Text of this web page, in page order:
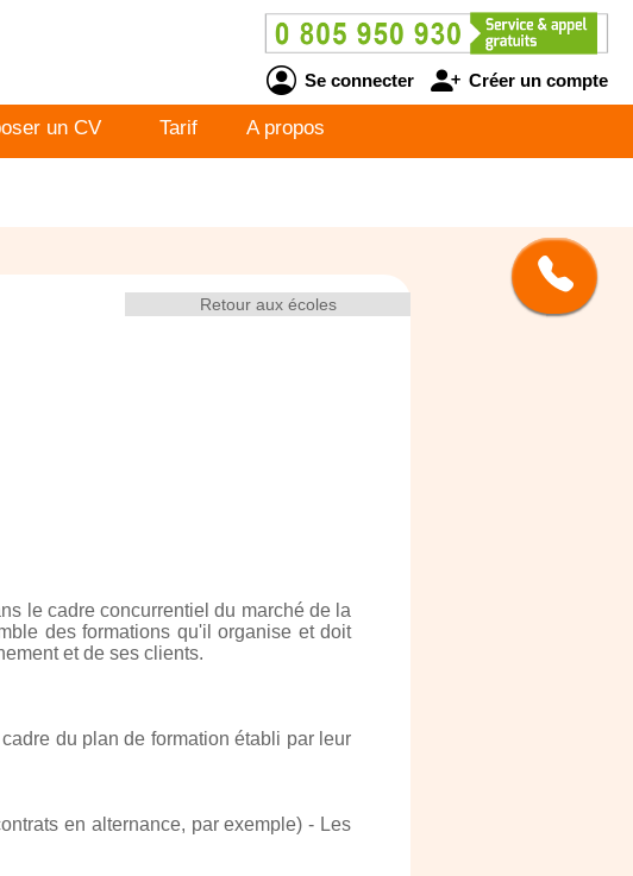
Se connecter Créer un compte
un CV Tarif A propos
Retour aux écoles
le cadre concurrentiel du marché de la
des formations qu'il organise et doit
et de ses clients.
du plan de formation établi par leur
en alternance, par exemple) - Les